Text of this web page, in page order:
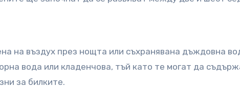
на въздух през нощта или съхранявана дъждовна
вода или кладенчова, тъй като те могат да
за билките.